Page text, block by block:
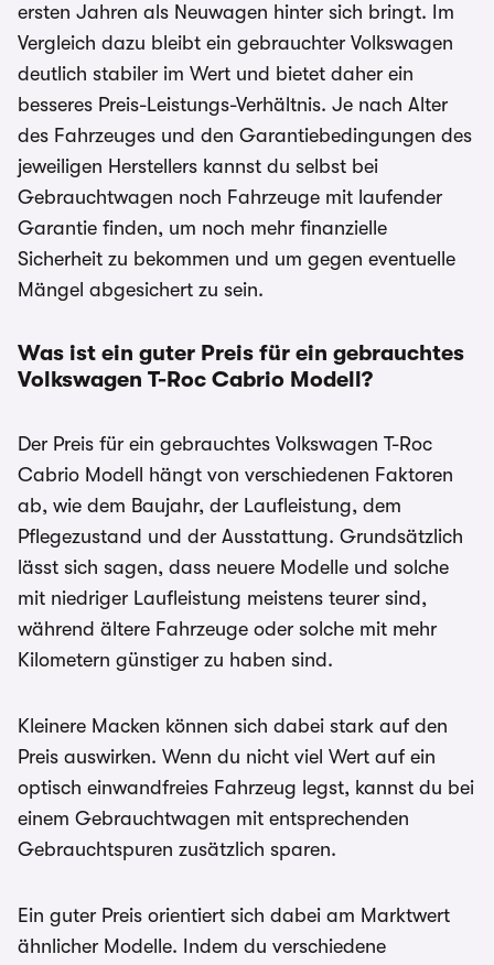
ersten Jahren als Neuwagen hinter sich bringt. Im
Vergleich dazu bleibt ein gebrauchter Volkswagen
deutlich stabiler im Wert und bietet daher ein
besseres Preis-Leistungs-Verhältnis. Je nach Alter
des Fahrzeuges und den Garantiebedingungen des
jeweiligen Herstellers kannst du selbst bei
Gebrauchtwagen noch Fahrzeuge mit laufender
Garantie finden, um noch mehr finanzielle
Sicherheit zu bekommen und um gegen eventuelle
Mängel abgesichert zu sein.
Was ist ein guter Preis für ein gebrauchtes
Volkswagen T-Roc Cabrio Modell?
Der Preis für ein gebrauchtes Volkswagen T-Roc
Cabrio Modell hängt von verschiedenen Faktoren
ab, wie dem Baujahr, der Laufleistung, dem
Pflegezustand und der Ausstattung. Grundsätzlich
lässt sich sagen, dass neuere Modelle und solche
mit niedriger Laufleistung meistens teurer sind,
während ältere Fahrzeuge oder solche mit mehr
Kilometern günstiger zu haben sind.
Kleinere Macken können sich dabei stark auf den
Preis auswirken. Wenn du nicht viel Wert auf ein
optisch einwandfreies Fahrzeug legst, kannst du bei
einem Gebrauchtwagen mit entsprechenden
Gebrauchtspuren zusätzlich sparen.
Ein guter Preis orientiert sich dabei am Marktwert
ähnlicher Modelle. Indem du verschiedene